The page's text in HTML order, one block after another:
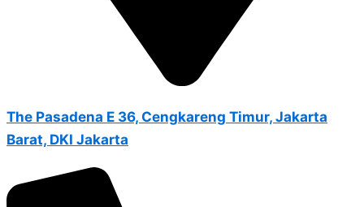
The Pasadena E 36, Cengkareng Timur, Jakarta
Barat, DKI Jakarta